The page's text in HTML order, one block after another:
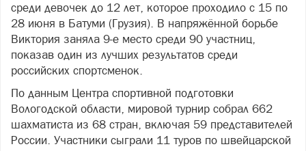
среди девочек до 12 лет, которое проходило с 15 по
28 июня в Батуми (Грузия). В напряжённой борьбе
Виктория заняла 9‑е место среди 90 участниц,
показав один из лучших результатов среди
российских спортсменок.
По данным Центра спортивной подготовки
Вологодской области, мировой турнир собрал 662
шахматиста из 68 стран, включая 59 представителей
России. Участники сыграли 11 туров по швейцарской